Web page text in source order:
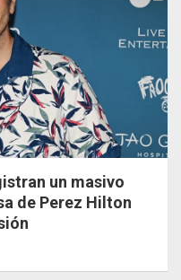
un masivo
de Perez Hilton